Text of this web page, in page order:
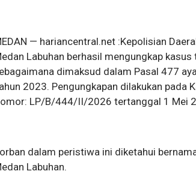
— hariancentral.net :Kepolisian
Labuhan berhasil mengungkap
dimaksud dalam Pasal 477
2023. Pengungkapan dilakukan pada
LP/B/444/II/2026 tertanggal 1 Mei
dalam peristiwa ini diketahui
Labuhan.